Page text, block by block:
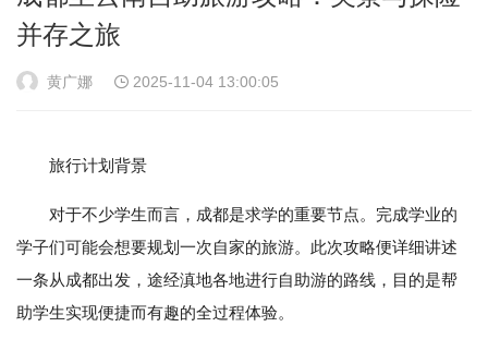
并存之旅
黄广娜 2025-11-04 13:00:05
旅行计划背景
对于不少学生而言，成都是求学的重要节点。完成学业的
学子们可能会想要规划一次自家的旅游。此次攻略便详细讲述
一条从成都出发，途经滇地各地进行自助游的路线，目的是帮
助学生实现便捷而有趣的全过程体验。